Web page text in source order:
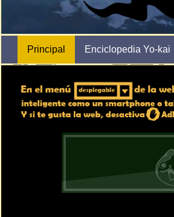
Principal Enciclopedia Yo-kai